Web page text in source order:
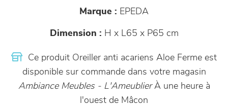
Marque : EPEDA
Dimension : H x L65 x P65 cm
Ce produit Oreiller anti acariens Aloe Ferme est
disponible sur commande dans votre magasin
Ambiance Meubles - L'AmeublierÀ une heure à
l'ouest de Mâcon